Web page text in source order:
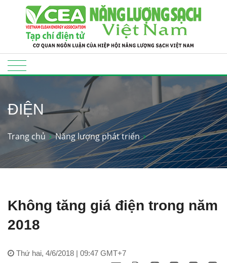
ĐIỆN
Trang chủ Năng lượng phát triển
Không tăng giá điện trong năm
2018
Thứ hai, 4/6/2018 | 09:47 GMT+7